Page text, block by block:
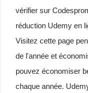
vérifier sur
réduction Udemy en
Visitez cette page
de l'année et
pouvez économiser
chaque année.